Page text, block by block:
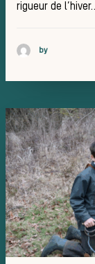
rigueur de
by